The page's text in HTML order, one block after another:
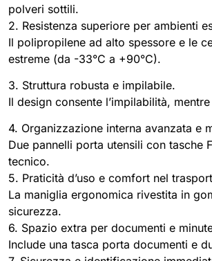
polveri sottili.
2. Resistenza superiore per ambienti
Il polipropilene ad alto spessore e le
estreme (da -33°C a +90°C).
3. Struttura robusta e impilabile.
Il design consente l’impilabilità,
4. Organizzazione interna avanzata e
Due pannelli porta utensili con
tecnico.
5. Praticità d’uso e comfort nel
La maniglia ergonomica rivestita in
sicurezza.
6. Spazio extra per documenti e
Include una tasca porta documenti e